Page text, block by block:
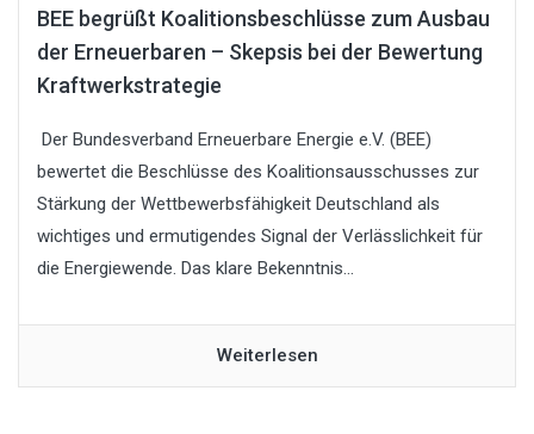
BEE begrüßt Koalitionsbeschlüsse zum Ausbau
der Erneuerbaren – Skepsis bei der Bewertung
Kraftwerkstrategie
Der Bundesverband Erneuerbare Energie e.V. (BEE)
bewertet die Beschlüsse des Koalitionsausschusses zur
Stärkung der Wettbewerbsfähigkeit Deutschland als
wichtiges und ermutigendes Signal der Verlässlichkeit für
die Energiewende. Das klare Bekenntnis...
Weiterlesen